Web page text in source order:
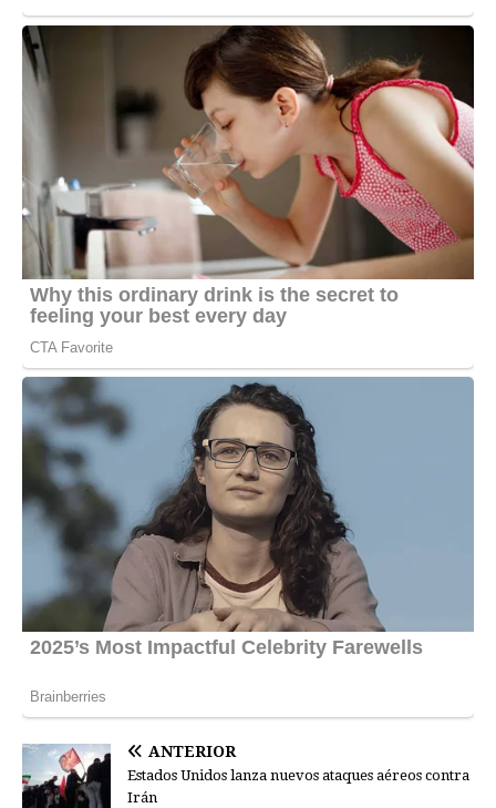
ANTERIOR
Estados Unidos lanza nuevos ataques aéreos contra
Irán